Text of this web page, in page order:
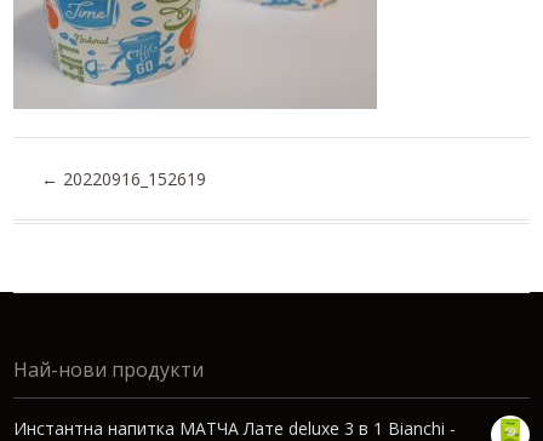
← 20220916_152619
Най-нови продукти
Инстантна напитка МАТЧА Лате deluxe 3 в 1 Bianchi -